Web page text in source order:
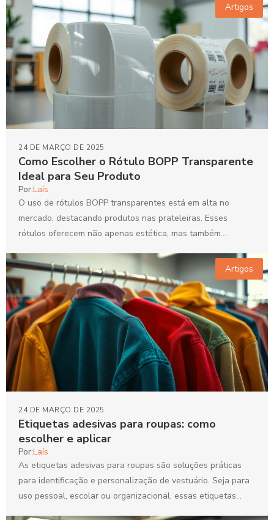
Artigos
Como Escolher o Rótulo BOPP Transparente
Ideal para Seu Produto
24 DE MARÇO DE 2025
Por:Laís
O uso de rótulos BOPP transparentes está em alta no
mercado, destacando produtos nas prateleiras. Esses
rótulos oferecem não apenas estética, mas também
Artigos
Etiquetas adesivas para roupas: como
escolher e aplicar
24 DE MARÇO DE 2025
Por:Laís
As etiquetas adesivas para roupas são soluções práticas
para identificação e personalização de vestuário. Seja para
uso pessoal, escolar ou organizacional, essas etiquetas